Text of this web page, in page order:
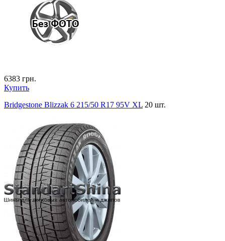
6383 грн.
Купить
Bridgestone Blizzak 6 215/50 R17 95V XL 20 шт.